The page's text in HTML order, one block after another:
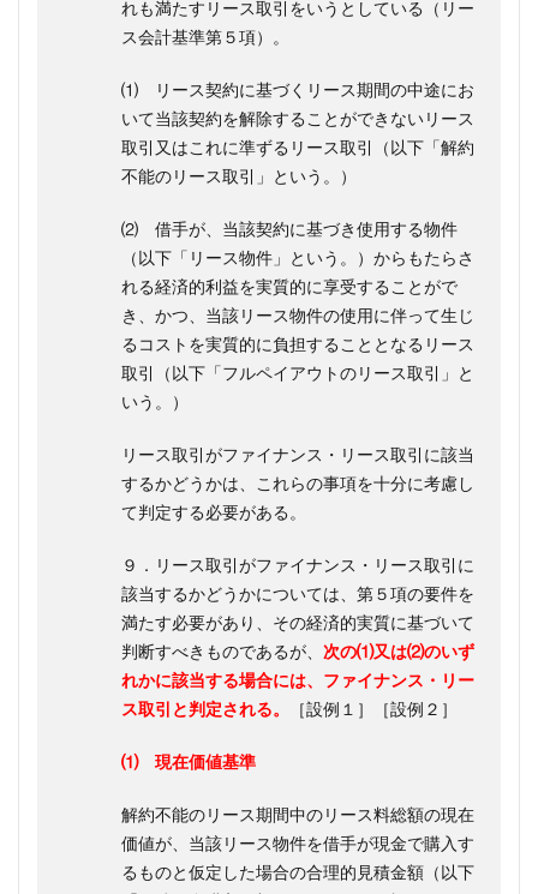
れも満たすリース取引をいうとしている（リー
ス会計基準第５項）。
⑴ リース契約に基づくリース期間の中途にお
いて当該契約を解除することができないリース
取引又はこれに準ずるリース取引（以下「解約
不能のリース取引」という。）
⑵ 借手が、当該契約に基づき使用する物件
（以下「リース物件」という。）からもたらさ
れる経済的利益を実質的に享受することがで
き、かつ、当該リース物件の使用に伴って生じ
るコストを実質的に負担することとなるリース
取引（以下「フルペイアウトのリース取引」と
いう。）
リース取引がファイナンス・リース取引に該当
するかどうかは、これらの事項を十分に考慮し
て判定する必要がある。
９．リース取引がファイナンス・リース取引に
該当するかどうかについては、第５項の要件を
満たす必要があり、その経済的実質に基づいて
判断すべきものであるが、 次の⑴又は⑵のいず
れかに該当する場合には、ファイナンス・リー
ス取引と判定される。
［設例１］［設例２］
⑴ 現在価値基準
解約不能のリース期間中のリース料総額の現在
価値が、当該リース物件を借手が現金で購入す
るものと仮定した場合の合理的見積金額（以下